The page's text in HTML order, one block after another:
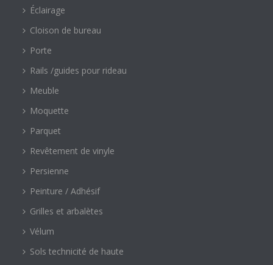
Éclairage
Cloison de bureau
Porte
Rails /guides pour rideau
Meuble
Moquette
Parquet
Revêtement de vinyle
Persienne
Peinture / Adhésif
Grilles et arbalètes
Vélum
Sols technicité de haute